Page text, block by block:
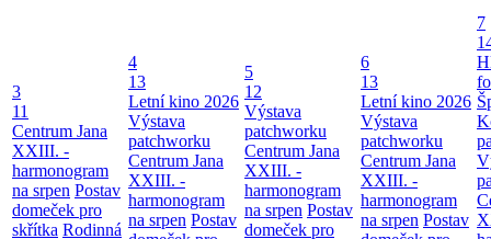
3
11
Centrum Jana
XXIII. -
harmonogram
na srpen Postav
domeček pro
skřítka Rodinná
4
13
Letní kino 2026
Výstava
patchworku
Centrum Jana
XXIII. -
harmonogram
na srpen Postav
5
12
Výstava
patchworku
Centrum Jana
XXIII. -
harmonogram
na srpen Postav
domeček pro
6
13
Letní kino 2026
Výstava
patchworku
Centrum Jana
XXIII. -
harmonogram
na srpen Postav
7